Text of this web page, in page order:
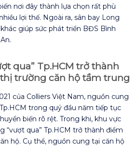
nơi đây thành lựa chọn rất phù
lợi thế. Ngoài ra, sân bay Long
giúp sức phát triển BĐS Bình
qua” Tp.HCM trở thành
trường căn hộ tầm trung
của Colliers Việt Nam, nguồn cung
trong quý đầu năm tiếp tục
biến rõ rệt. Trong khi, khu vực
“vượt qua” Tp.HCM trở thành điểm
hộ. Cụ thể, nguồn cung tại căn hộ